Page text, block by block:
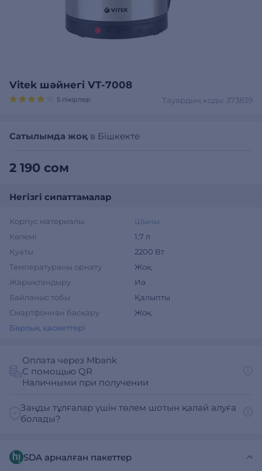
Vitek шәйнегі VT-7008
Тауардың коды: 373839
5 пікірлер
Сатылымда жоқ в Бішкекте
2 190 сом
Негізгі сипаттамалар
Корпус материалы
Шыны
Көлемі
1,7 л
Қуаты
2200 Вт
Температураны орнату
Жоқ
Жарықтандыру
Иә
Байланыс тобы
Қалыпты
Смартфоннан басқару
Жоқ
Барлық қасиеттері
Оплата через Mbank
С помощью QR
Наличными при получении
Заңды тұлғалар үшін төлем шотын қалай алуға
болады?
SDA арналған пакеттер